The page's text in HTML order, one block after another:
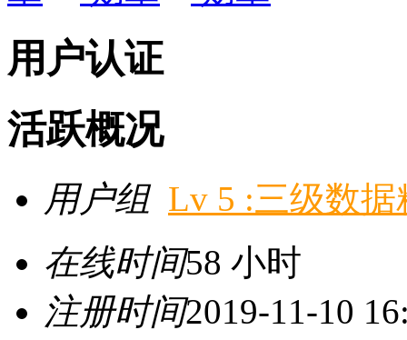
用户认证
活跃概况
用户组 Lv 5 :三级数据
在线时间58 小时
注册时间2019-11-10